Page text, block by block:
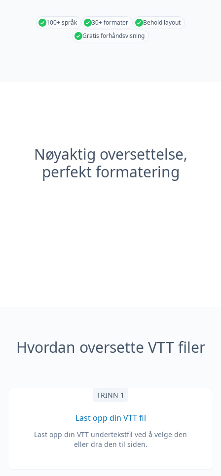
100+ språk 30+ formater
Behold layout
Gratis forhåndsvisning
Nøyaktig oversettelse,
perfekt formatering
Hvordan oversette VTT filer
TRINN 1
Last opp din VTT fil
Last opp din VTT undertekstfil ved å velge den
eller dra den til siden.